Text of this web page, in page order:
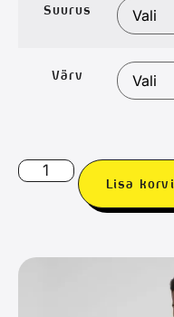
Suurus
Värv
Lisa korvi